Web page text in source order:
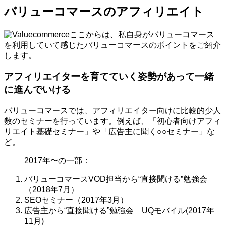
バリューコマースのアフィリエイト
ここからは、私自身がバリューコマース
を利用していて感じたバリューコマースのポイントをご紹介
します。
アフィリエイターを育てていく姿勢があって一緒
に進んでいける
バリューコマースでは、アフィリエイター向けに比較的少人
数のセミナーを行っています。例えば、「初心者向けアフィ
リエイト基礎セミナー」や「広告主に聞く○○セミナー」な
ど。
2017年〜の一部：
バリューコマースVOD担当から“直接聞ける”勉強会
（2018年7月）
SEOセミナー（2017年3月）
広告主から“直接聞ける”勉強会 UQモバイル(2017年
11月)